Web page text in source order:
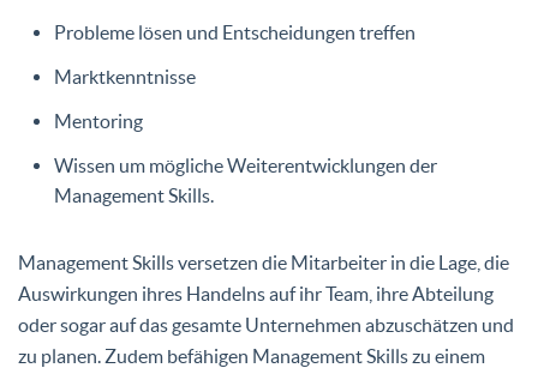
Probleme lösen und Entscheidungen treffen
Marktkenntnisse
Mentoring
Wissen um mögliche Weiterentwicklungen der
Management Skills.
Management Skills versetzen die Mitarbeiter in die Lage, die
Auswirkungen ihres Handelns auf ihr Team, ihre Abteilung
oder sogar auf das gesamte Unternehmen abzuschätzen und
zu planen. Zudem befähigen Management Skills zu einem